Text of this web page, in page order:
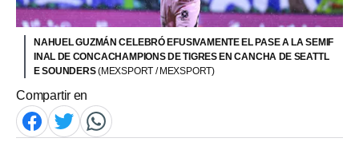
NAHUEL GUZMÁN CELEBRÓ EFUSIVAMENTE EL PASE A LA SEMIF
INAL DE CONCACHAMPIONS DE TIGRES EN CANCHA DE SEATTL
E SOUNDERS(MEXSPORT / MEXSPORT)
Compartir en